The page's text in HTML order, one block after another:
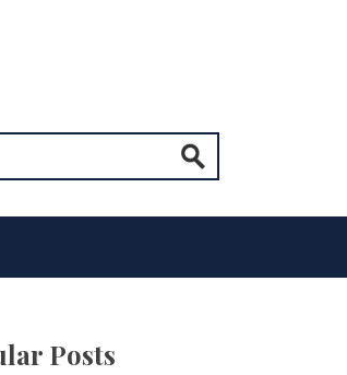
Posts